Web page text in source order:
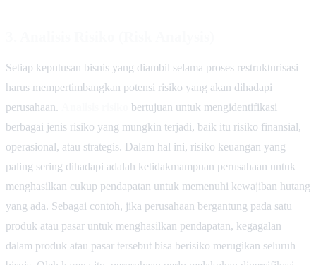
Setiap keputusan bisnis yang diambil selama proses restrukturisasi
harus mempertimbangkan potensi risiko yang akan dihadapi
perusahaan.
bertujuan untuk mengidentifikasi
berbagai jenis risiko yang mungkin terjadi, baik itu risiko finansial,
operasional, atau strategis. Dalam hal ini, risiko keuangan yang
paling sering dihadapi adalah ketidakmampuan perusahaan untuk
menghasilkan cukup pendapatan untuk memenuhi kewajiban hutang
yang ada. Sebagai contoh, jika perusahaan bergantung pada satu
produk atau pasar untuk menghasilkan pendapatan, kegagalan
dalam produk atau pasar tersebut bisa berisiko merugikan seluruh